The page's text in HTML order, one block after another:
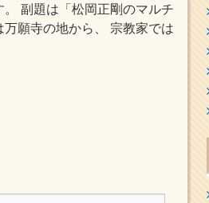
副題は「松岡正剛のマルチ
願寺の地から、 宗教家では